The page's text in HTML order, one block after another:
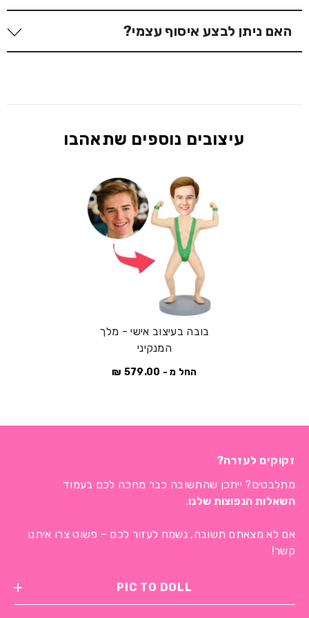
מהתוצאה הסופית.
אישור סופי.
עיכוב במתן אישור או בקשות לתיקונים מרובים עשויים
להאריך את זמן הייצור, ולכן אנו ממליצים להיערך בהתאם
ולהגיב בזמן כדי להבטיח תהליך מהיר ויעיל.
לבדיקת אפשרות לביטול או שינוי, מומלץ לעיין במדיניות
ההחזרות שלנו.
בהחלט! אנחנו שמחים לספק הזמנות גם ללקוחות מחו"ל.
האם ניתן לבצע איסוף עצמי?
עיצובים נוספים שתאהבו
בובה בעיצוב אישי - מלך
המנקיני
החל מ - 579.00 ₪
זקוקים לעזרה?
מתלבטים? ייתכן שהתשובה כבר מחכה לכם בעמוד
השאלות הנפוצות שלנו.
אם לא מצאתם תשובה, נשמח לעזור לכם – פשוט צרו איתנו
קשר!
PIC TO DOLL